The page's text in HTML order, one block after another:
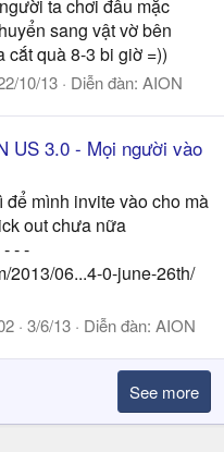
ta chơi đâu mặc
sang vật vờ bên
cắt quà 8-3 bi giờ =))
10/13 Diễn đàn: AION
US 3.0 - Mọi người vào
để mình invite vào cho mà
out chưa nữa
- -
2013/06...4-0-june-26th/
3/6/13 Diễn đàn: AION
See more